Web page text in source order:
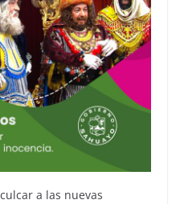
a las nuevas